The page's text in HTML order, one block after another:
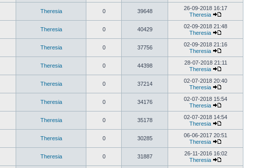
Theresia 0 39648
26-09-2018 16:17
Theresia
Theresia 0 40429
02-09-2018 21:48
Theresia
Theresia 0 37756
02-09-2018 21:16
Theresia
Theresia 0 44398
28-07-2018 21:11
Theresia
Theresia 0 37214
02-07-2018 20:40
Theresia
Theresia 0 34176
02-07-2018 15:54
Theresia
Theresia 0 35178
02-07-2018 14:54
Theresia
Theresia 0 30285
06-06-2017 20:51
Theresia
Theresia 0 31887
26-11-2016 16:02
Theresia